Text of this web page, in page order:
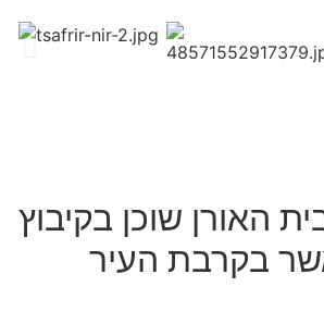
האורן שוכן בקיבוץ
בקרבת העיר